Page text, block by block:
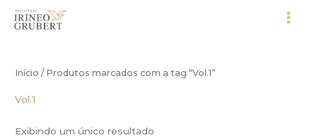
para
Início / Produtos marcados com a tag “Vol.1”
Vol.1
Exibindo um único resultado